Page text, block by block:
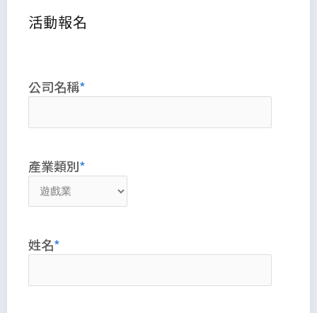
活動報名
公司名稱
產業類別
姓名